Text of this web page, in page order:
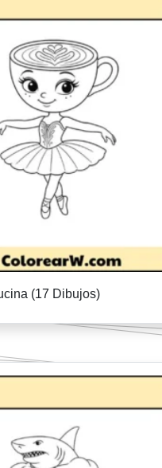
(17 Dibujos)